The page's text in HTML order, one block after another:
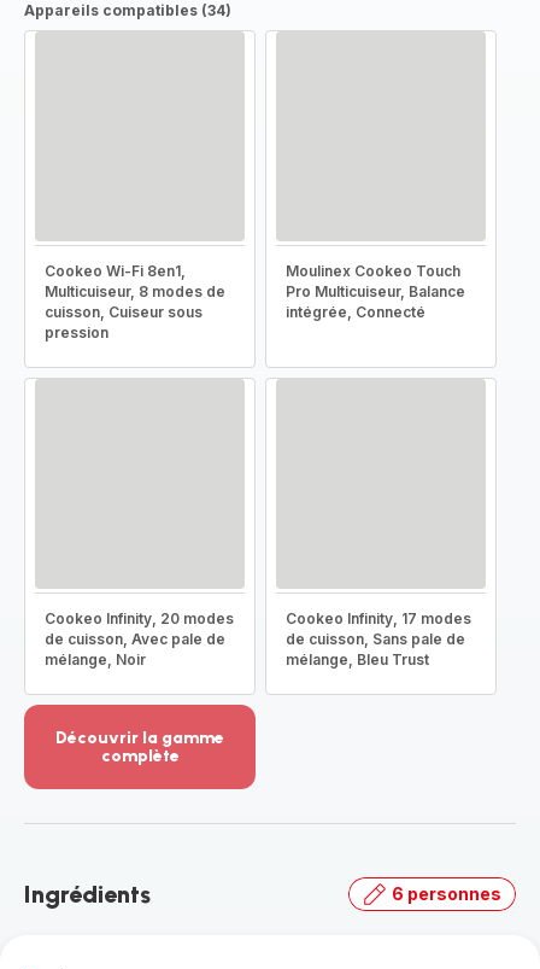
Appareils compatibles (34)
Cookeo Wi-Fi 8en1,
Multicuiseur, 8 modes de
cuisson, Cuiseur sous
pression
Moulinex Cookeo Touch
Pro Multicuiseur, Balance
intégrée, Connecté
Cookeo Infinity, 20 modes
de cuisson, Avec pale de
mélange, Noir
Cookeo Infinity, 17 modes
de cuisson, Sans pale de
mélange, Bleu Trust
Découvrir la gamme
complète
-
gamme
Ingrédients 6 personnes